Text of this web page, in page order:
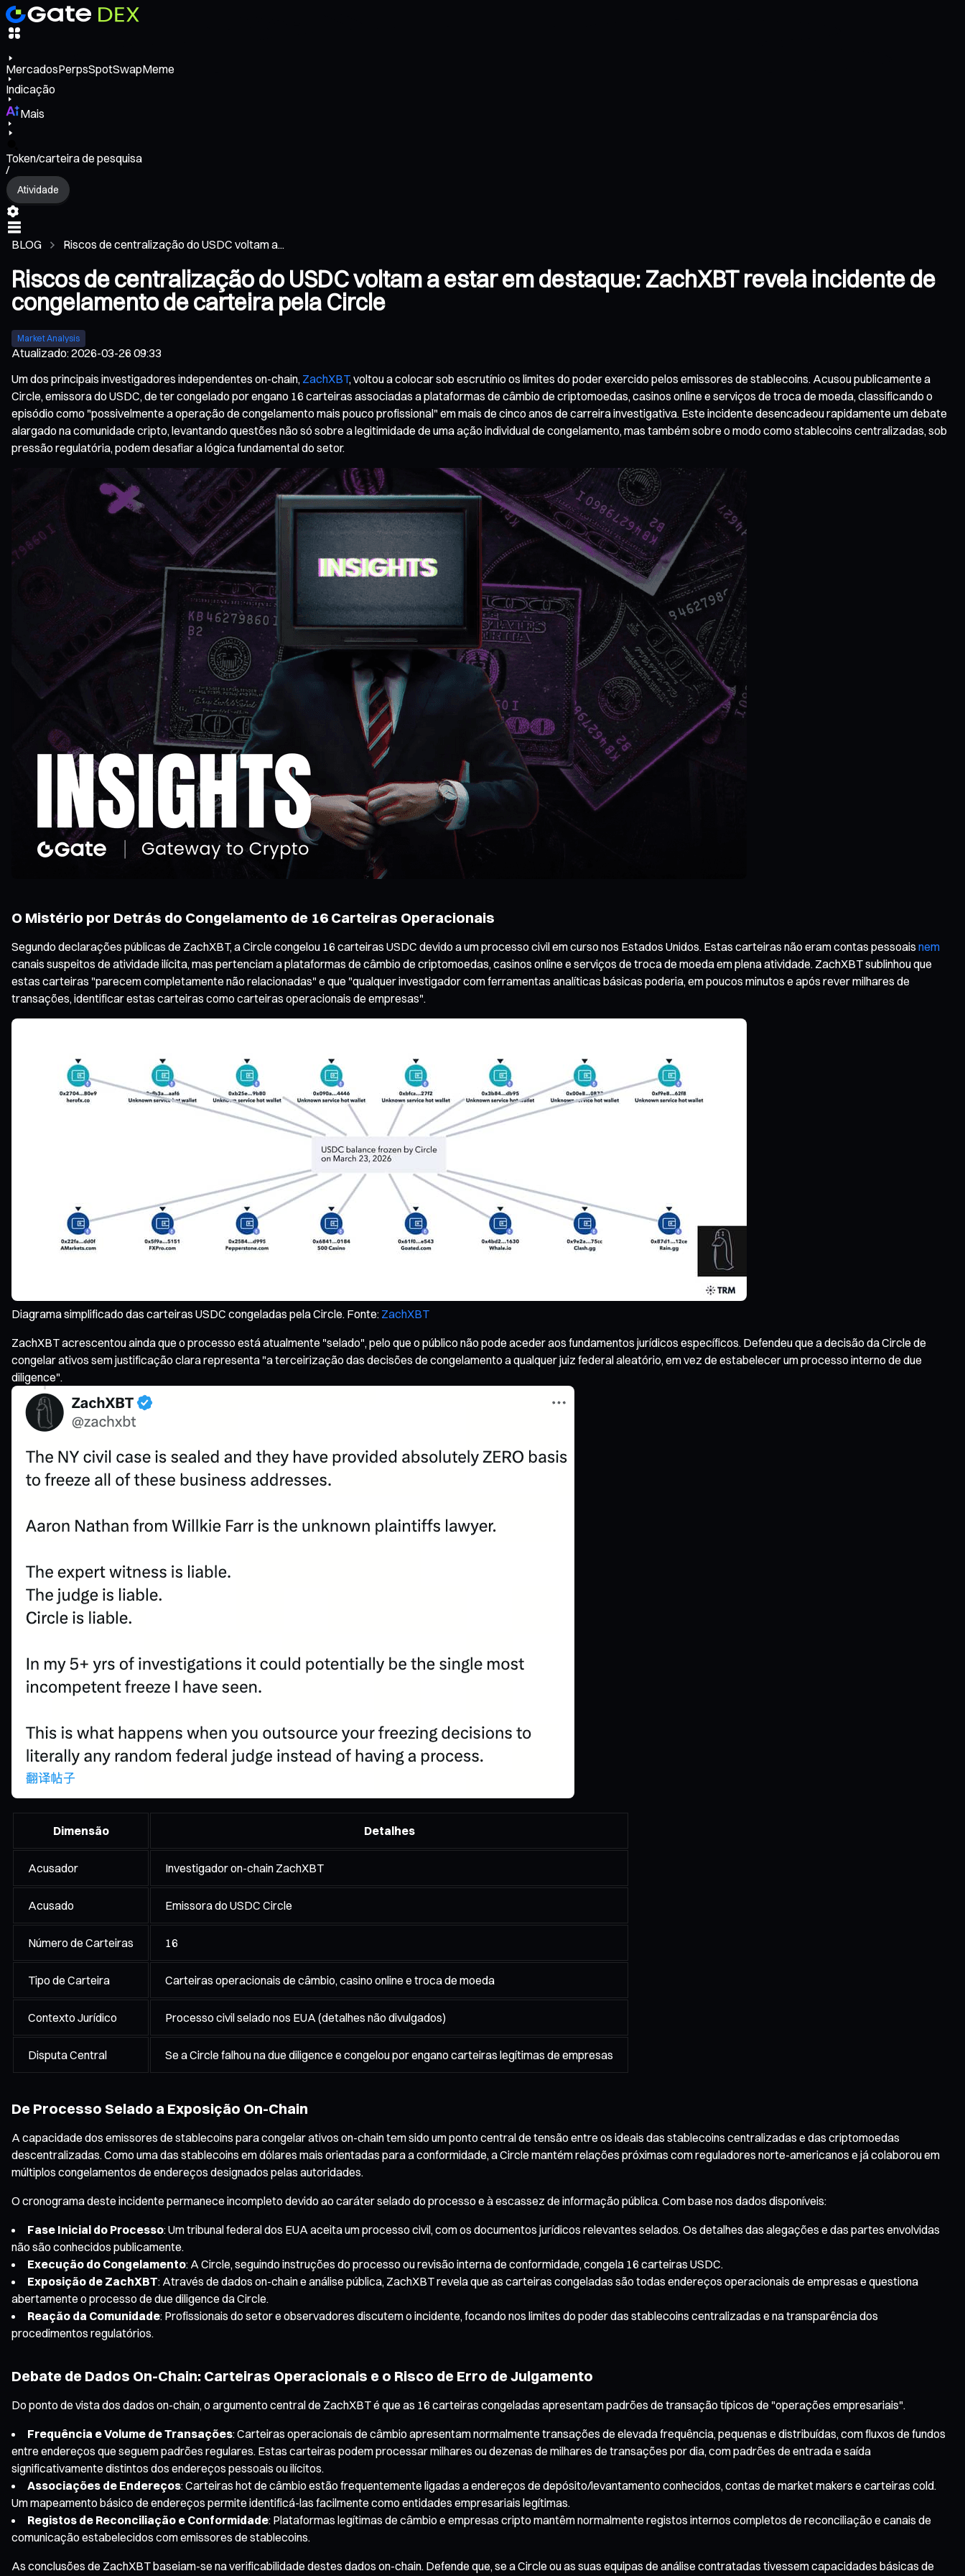
MercadosPerpsSpotSwapMeme
Indicação
Mais
Token/carteira de pesquisa
/
Atividade
BLOG Riscos de centralização do USDC voltam a...
Riscos de centralização do USDC voltam a estar em destaque: ZachXBT revela incidente de
congelamento de carteira pela Circle
Market Analysis
Atualizado:2026-03-26 09:33
Um dos principais investigadores independentes on-chain, ZachXBT, voltou a colocar sob escrutínio os limites do poder exercido pelos emissores de stablecoins. Acusou publicamente a
Circle, emissora do USDC, de ter congelado por engano 16 carteiras associadas a plataformas de câmbio de criptomoedas, casinos online e serviços de troca de moeda, classificando o
episódio como "possivelmente a operação de congelamento mais pouco profissional" em mais de cinco anos de carreira investigativa. Este incidente desencadeou rapidamente um debate
alargado na comunidade cripto, levantando questões não só sobre a legitimidade de uma ação individual de congelamento, mas também sobre o modo como stablecoins centralizadas, sob
pressão regulatória, podem desafiar a lógica fundamental do setor.
O Mistério por Detrás do Congelamento de 16 Carteiras Operacionais
Segundo declarações públicas de ZachXBT, a Circle congelou 16 carteiras USDC devido a um processo civil em curso nos Estados Unidos. Estas carteiras não eram contas pessoais nem
canais suspeitos de atividade ilícita, mas pertenciam a plataformas de câmbio de criptomoedas, casinos online e serviços de troca de moeda em plena atividade. ZachXBT sublinhou que
estas carteiras "parecem completamente não relacionadas" e que "qualquer investigador com ferramentas analíticas básicas poderia, em poucos minutos e após rever milhares de
transações, identificar estas carteiras como carteiras operacionais de empresas".
Diagrama simplificado das carteiras USDC congeladas pela Circle. Fonte: ZachXBT
ZachXBT acrescentou ainda que o processo está atualmente "selado", pelo que o público não pode aceder aos fundamentos jurídicos específicos. Defendeu que a decisão da Circle de
congelar ativos sem justificação clara representa "a terceirização das decisões de congelamento a qualquer juiz federal aleatório, em vez de estabelecer um processo interno de due
diligence".
Dimensão Detalhes
Acusador Investigador on-chain ZachXBT
Acusado Emissora do USDC Circle
Número de Carteiras 16
Tipo de Carteira Carteiras operacionais de câmbio, casino online e troca de moeda
Contexto Jurídico Processo civil selado nos EUA (detalhes não divulgados)
Disputa Central Se a Circle falhou na due diligence e congelou por engano carteiras legítimas de empresas
De Processo Selado a Exposição On-Chain
A capacidade dos emissores de stablecoins para congelar ativos on-chain tem sido um ponto central de tensão entre os ideais das stablecoins centralizadas e das criptomoedas
descentralizadas. Como uma das stablecoins em dólares mais orientadas para a conformidade, a Circle mantém relações próximas com reguladores norte-americanos e já colaborou em
múltiplos congelamentos de endereços designados pelas autoridades.
O cronograma deste incidente permanece incompleto devido ao caráter selado do processo e à escassez de informação pública. Com base nos dados disponíveis:
Fase Inicial do Processo: Um tribunal federal dos EUA aceita um processo civil, com os documentos jurídicos relevantes selados. Os detalhes das alegações e das partes envolvidas
não são conhecidos publicamente.
Execução do Congelamento: A Circle, seguindo instruções do processo ou revisão interna de conformidade, congela 16 carteiras USDC.
Exposição de ZachXBT: Através de dados on-chain e análise pública, ZachXBT revela que as carteiras congeladas são todas endereços operacionais de empresas e questiona
abertamente o processo de due diligence da Circle.
Reação da Comunidade: Profissionais do setor e observadores discutem o incidente, focando nos limites do poder das stablecoins centralizadas e na transparência dos
procedimentos regulatórios.
Debate de Dados On-Chain: Carteiras Operacionais e o Risco de Erro de Julgamento
Do ponto de vista dos dados on-chain, o argumento central de ZachXBT é que as 16 carteiras congeladas apresentam padrões de transação típicos de "operações empresariais".
Frequência e Volume de Transações: Carteiras operacionais de câmbio apresentam normalmente transações de elevada frequência, pequenas e distribuídas, com fluxos de fundos
entre endereços que seguem padrões regulares. Estas carteiras podem processar milhares ou dezenas de milhares de transações por dia, com padrões de entrada e saída
significativamente distintos dos endereços pessoais ou ilícitos.
Associações de Endereços: Carteiras hot de câmbio estão frequentemente ligadas a endereços de depósito/levantamento conhecidos, contas de market makers e carteiras cold.
Um mapeamento básico de endereços permite identificá-las facilmente como entidades empresariais legítimas.
Registos de Reconciliação e Conformidade: Plataformas legítimas de câmbio e empresas cripto mantêm normalmente registos internos completos de reconciliação e canais de
comunicação estabelecidos com emissores de stablecoins.
As conclusões de ZachXBT baseiam-se na verificabilidade destes dados on-chain. Defende que, se a Circle ou as suas equipas de análise contratadas tivessem capacidades básicas de